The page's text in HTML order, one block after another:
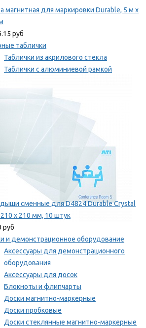
магнитная для маркировки Durable, 5 м х
руб
таблички
Таблички из акрилового стекла
Таблички с алюминиевой рамкой
сменные для D4824 Durable Crystal
210 x 210 мм, 10 штук
руб
и демонстрационное оборудование
Аксессуары для демонстрационного
оборудования
Аксессуары для досок
Блокноты и флипчарты
Доски магнитно-маркерные
Доски пробковые
Доски стеклянные магнитно-маркерные